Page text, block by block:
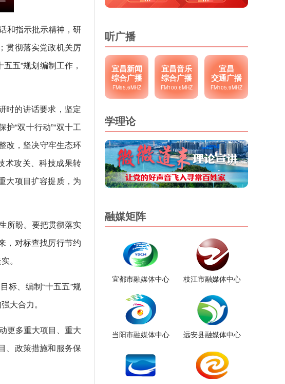
和指示批示精神，研
贯彻落实党政机关厉
五”规划编制工作，
时的讲话要求，坚定
“双十行动”“双十工
改，坚决守牢生态环
术攻关、科技成果转
大项目扩容提质，为
所盼。要把贯彻落实
，对标查找厉行节约
。
标、编制“十五五”规
大合力。
更多重大项目、重大
、政策措施和服务保
听广播
宜昌新闻
综合广播
FM95.6MHZ
宜昌音乐
综合广播
FM100.6MHZ
宜昌
交通广播
FM105.9MHZ
学理论
融媒矩阵
宜都市融媒体中心 枝江市融媒体中心
当阳市融媒体中心 远安县融媒体中心